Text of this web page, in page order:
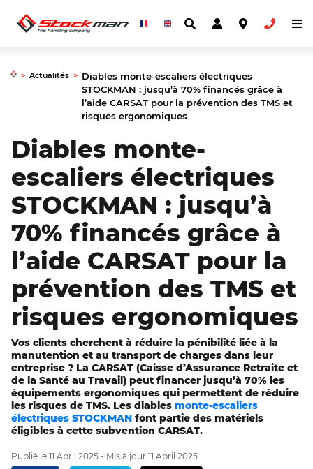
> Actualités > Diables monte-escaliers électriques
STOCKMAN : jusqu’à 70% financés grâce à
l’aide CARSAT pour la prévention des TMS et
risques ergonomiques
Diables monte-
escaliers électriques
STOCKMAN : jusqu’à
70% financés grâce à
l’aide CARSAT pour la
prévention des TMS et
risques ergonomiques
Vos clients cherchent à réduire la pénibilité liée à la
manutention et au transport de charges dans leur
entreprise ? La CARSAT (Caisse d’Assurance Retraite et
de la Santé au Travail) peut financer jusqu’à 70% les
équipements ergonomiques qui permettent de réduire
les risques de TMS. Les diables monte-escaliers
électriques STOCKMAN font partie des matériels
éligibles à cette subvention CARSAT.
Publié le 11 April 2025 - Mis à jour 11 April 2025